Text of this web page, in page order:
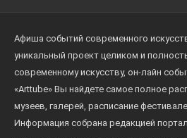
Афиша событий современного
уникальный проект целиком и
современному искусству, он-лайн
«Arttube» Вы найдете самое полное
музеев, галерей, расписание
Информация собрана редакцией